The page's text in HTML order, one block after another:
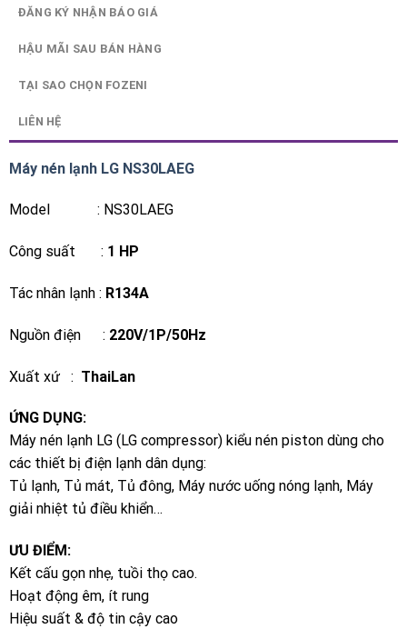
ĐĂNG KÝ NHẬN BÁO GIÁ
HẬU MÃI SAU BÁN HÀNG
TẠI SAO CHỌN FOZENI
LIÊN HỆ
Máy nén lạnh LG NS30LAEG
Model : NS30LAEG
Công suất : 1 HP
Tác nhân lạnh : R134A
Nguồn điện : 220V/1P/50Hz
Xuất xứ : ThaiLan
ỨNG DỤNG:
Máy nén lạnh LG (LG compressor) kiểu nén piston dùng cho
các thiết bị điện lạnh dân dụng:
Tủ lạnh, Tủ mát, Tủ đông, Máy nước uống nóng lạnh, Máy
giải nhiệt tủ điều khiển…
ƯU ĐIỂM:
Kết cấu gọn nhẹ, tuồi thọ cao.
Hoạt động êm, ít rung
Hiệu suất & độ tin cậy cao